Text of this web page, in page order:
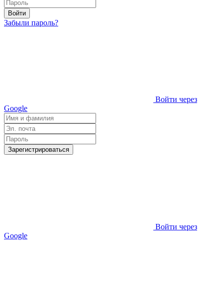
Войти
Забыли пароль?
Войти через
Google
Зарегистрироваться
Войти через
Google